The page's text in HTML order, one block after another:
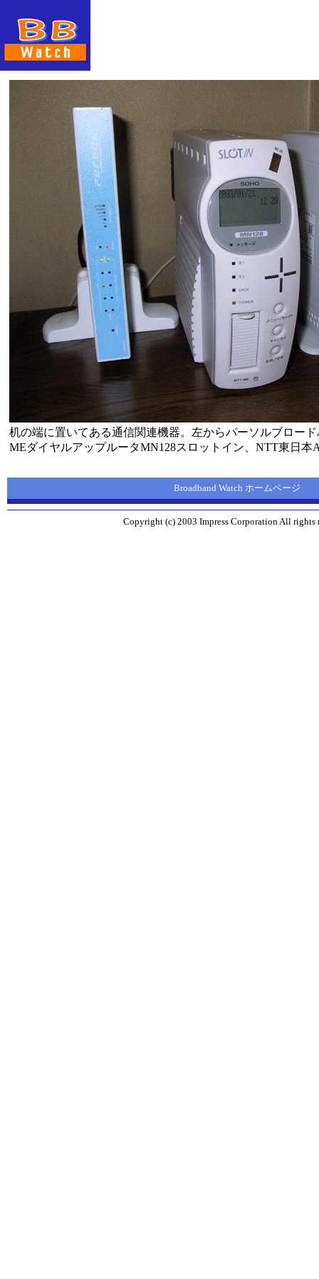
机の端に置いてある通信関連機器。左からパーソルブロー
MEダイヤルアップルータMN128スロットイン、NTT東日本
Broadband Watch ホームページ
Copyright (c) 2003 Impress Corporation All rights